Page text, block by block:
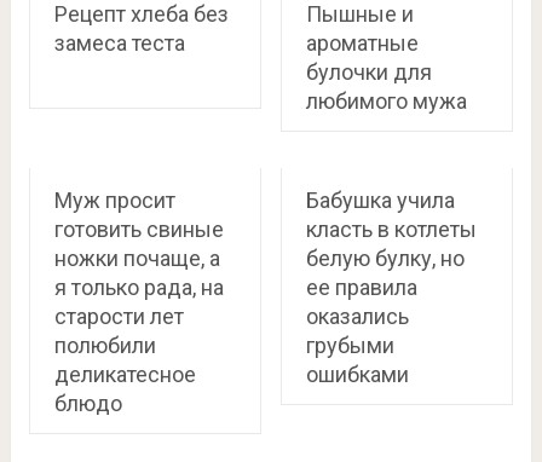
Рецепт хлеба без
замеса теста
Пышные и
ароматные
булочки для
любимого мужа
Муж просит
готовить свиные
ножки почаще, а
я только рада, на
старости лет
полюбили
деликатесное
блюдо
Бабушка учила
класть в котлеты
белую булку, но
ее правила
оказались
грубыми
ошибками